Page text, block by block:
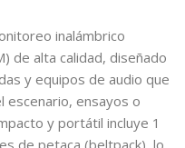
inalámbrico
de alta calidad, diseñado
y equipos de audio que
escenario, ensayos o
y portátil incluye 1
de petaca (beltpack), lo